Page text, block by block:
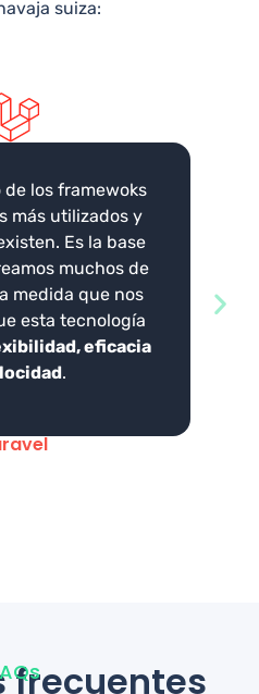
suiza:
de los framewoks
más utilizados y
Es la base
muchos de
medida que nos
esta tecnología
eficacia
.
frecuentes